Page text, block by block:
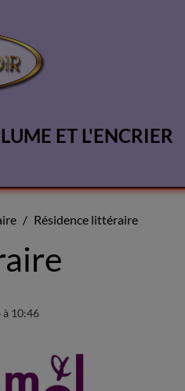
ET L'ENCRIER
Résidence littéraire
à 10:46